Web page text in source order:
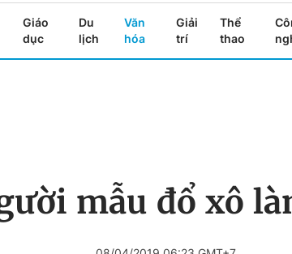
Giáo
dục
Du
lịch
Văn
hóa
Giải
trí
Thể
thao
mẫu đổ xô